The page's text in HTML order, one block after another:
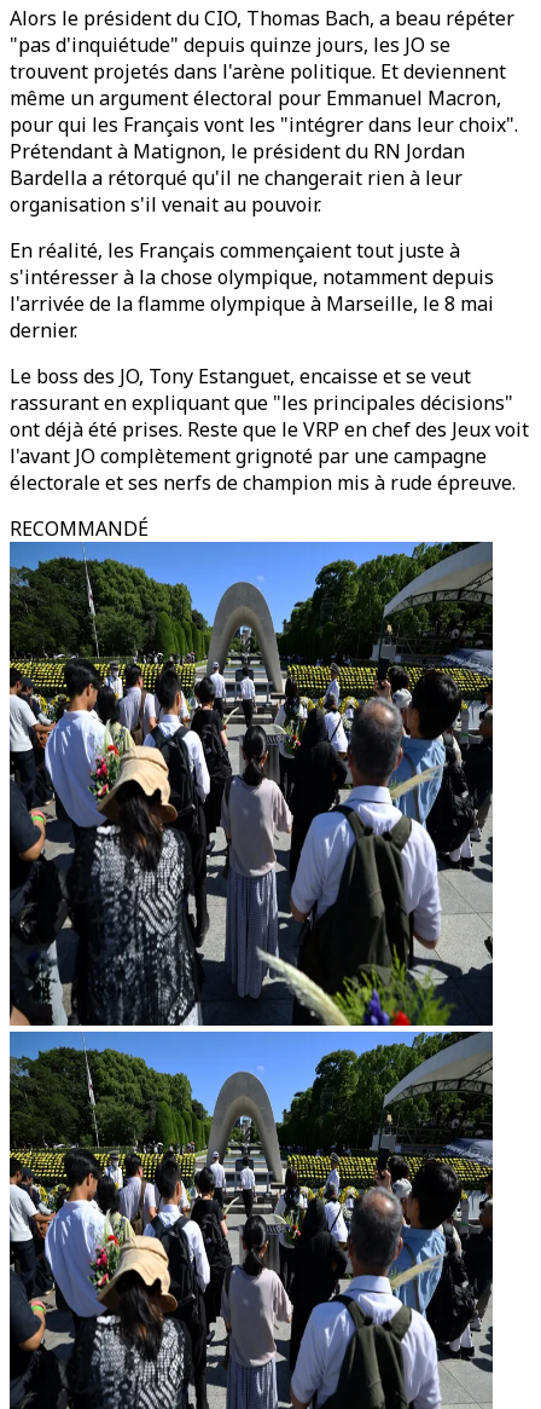
Alors le président du CIO, Thomas Bach, a beau répéter
"pas d'inquiétude" depuis quinze jours, les JO se
trouvent projetés dans l'arène politique. Et deviennent
même un argument électoral pour Emmanuel Macron,
pour qui les Français vont les "intégrer dans leur choix".
Prétendant à Matignon, le président du RN Jordan
Bardella a rétorqué qu'il ne changerait rien à leur
organisation s'il venait au pouvoir.
En réalité, les Français commençaient tout juste à
s'intéresser à la chose olympique, notamment depuis
l'arrivée de la flamme olympique à Marseille, le 8 mai
dernier.
Le boss des JO, Tony Estanguet, encaisse et se veut
rassurant en expliquant que "les principales décisions"
ont déjà été prises. Reste que le VRP en chef des Jeux voit
l'avant JO complètement grignoté par une campagne
électorale et ses nerfs de champion mis à rude épreuve.
RECOMMANDÉ